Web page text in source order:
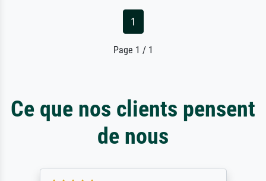
1
Page 1 / 1
Ce que nos clients pensent
de nous